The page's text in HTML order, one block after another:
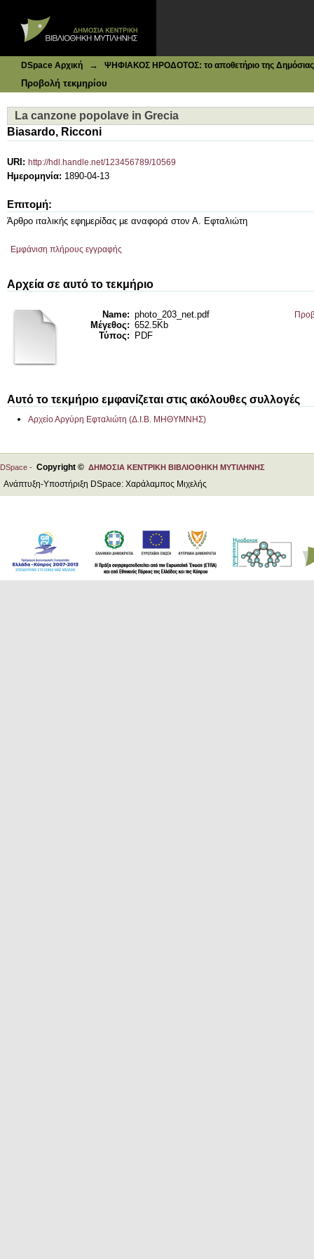
DSpace Αρχική → ΨΗΦΙΑΚΟΣ ΗΡΟΔΟΤΟΣ: το αποθετήριο της Δημόσιας
Προβολή τεκμηρίου
La canzone popolave in Grecia
Biasardo, Ricconi
URI: http://hdl.handle.net/123456789/10569
Ημερομηνία: 1890-04-13
Επιτομή:
Άρθρο ιταλικής εφημερίδας με αναφορά στον Α. Εφταλιώτη
Εμφάνιση πλήρους εγγραφής
Αρχεία σε αυτό το τεκμήριο
Name: photo_203_net.pdf
Μέγεθος: 652.5Kb
Τύπος:
PDF
Αυτό το τεκμήριο εμφανίζεται στις ακόλουθες συλλογές
Αρχείο Αργύρη Εφταλιώτη (Δ.Ι.Β. ΜΗΘΥΜΝΗΣ)
DSpace - Copyright © ΔΗΜΟΣΙΑ ΚΕΝΤΡΙΚΗ ΒΙΒΛΙΟΘΗΚΗ ΜΥΤΙΛΗΝΗΣ
Ανάπτυξη-Υποστήριξη DSpace: Χαράλαμπος Μιχελής